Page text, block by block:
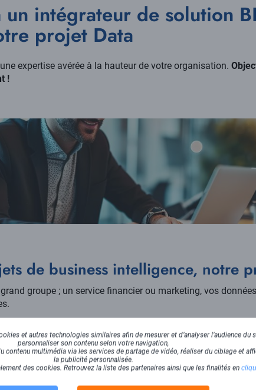
un intégrateur de solution
projet Data
expertise avérée à la hauteur de votre organisation.
!
de business intelligence, notre
groupe ; un service financier ou marketing, vos
intégralement dans votre processus de décision.En
et Data visualisation,nous définissons avec vous
et autres technologies similaires afin de mesurer et d’analyser l’audience du
personnaliser son contenu selon votre navigation,
contenu multimédia via les services de partage de vidéo, réaliser du ciblage et
la publicité personnalisée.
des cookies. Retrouvez la liste des partenaires ainsi que les finalités en